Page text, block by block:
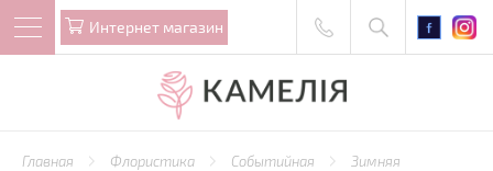
Интернет магазин
Главная Флористика Событийная
Зимняя